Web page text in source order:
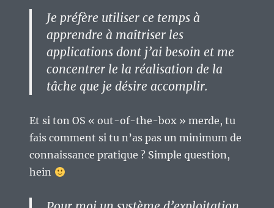
Je préfère utiliser ce temps à
apprendre à maîtriser les
applications dont j’ai besoin et me
concentrer le la réalisation de la
tâche que je désire accomplir.
Et si ton OS « out-of-the-box » merde, tu
fais comment si tu n’as pas un minimum de
connaissance pratique ? Simple question,
hein